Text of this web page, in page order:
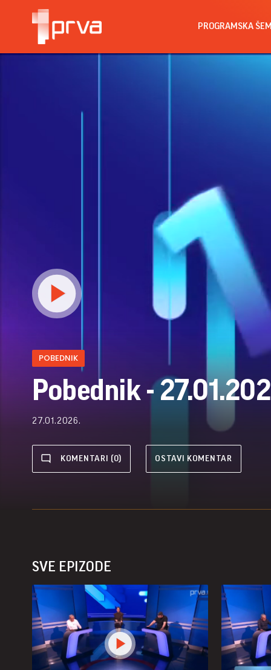
PROGRAMSKA
POBEDNIK
Pobednik -
27.01.2026.
KOMENTARI (0) OSTAVI KOMENTAR
SVE EPIZODE